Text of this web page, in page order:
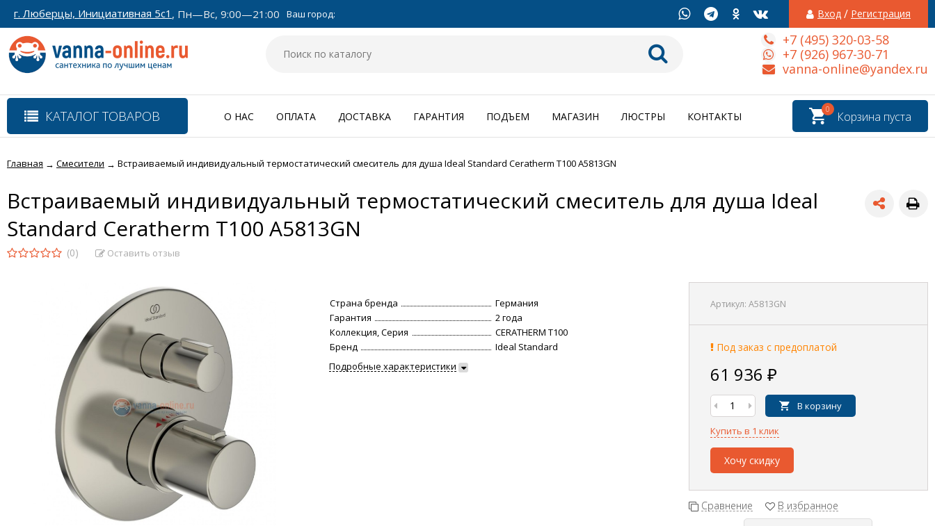
г. Люберцы, Инициативная 5с1 , Пн—Вс, 9:00—21:00 Ваш город: Вход / Регистрация
+7 (495) 320-03-58
+7 (926) 967-30-71
vanna-online@yandex.ru
КАТАЛОГ ТОВАРОВ Корзина пуста
0
О НАС ОПЛАТА ДОСТАВКА ГАРАНТИЯ ПОДЪЕМ МАГАЗИН ЛЮСТРЫ КОНТАКТЫ
Главная → Смесители → Встраиваемый индивидуальный термостатический смеситель для душа Ideal Standard Ceratherm Т100 A5813GN
Встраиваемый индивидуальный термостатический смеситель для душа Ideal
Standard Ceratherm Т100 A5813GN
(0) Оставить отзыв
Артикул: A5813GN
Под заказ с предоплатой
61 936 ₽
В корзину
Купить в 1 клик
Хочу скидку
Сравнение В избранное
Страна бренда
Германия
Гарантия
2 года
Коллекция, Серия
CERATHERM T100
Бренд
Ideal Standard
Подробные характеристики